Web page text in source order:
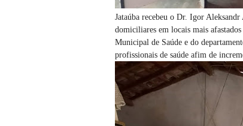
Jataúba recebeu o Dr. Igor
domiciliares em locais mais
Municipal de Saúde e do
profissionais de saúde afim de